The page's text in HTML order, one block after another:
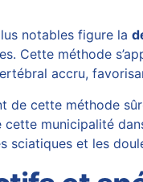
notables figure la
Cette méthode
accru,
cette méthode
municipalité
sciatiques et les